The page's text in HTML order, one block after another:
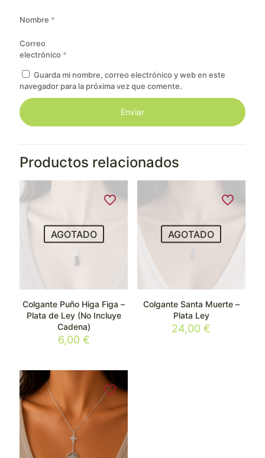
Nombre *
Correo
electrónico *
Guarda mi nombre, correo electrónico y web en este
navegador para la próxima vez que comente.
Productos relacionados
AGOTADO
Colgante Puño Higa Figa –
Plata de Ley (No Incluye
Cadena)
6,00 €
AGOTADO
Colgante Santa Muerte –
Plata Ley
24,00€